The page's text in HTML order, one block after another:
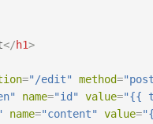
</h1>
="/edit" method=
name="id" value="{{
name="content" value=